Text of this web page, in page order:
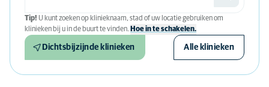
Tip! U kunt zoeken op klinieknaam, stad of uw locatie gebruiken om
klinieken bij u in de buurt te vinden. Hoe in te schakelen.
Dichtsbijzijnde klinieken Alle klinieken